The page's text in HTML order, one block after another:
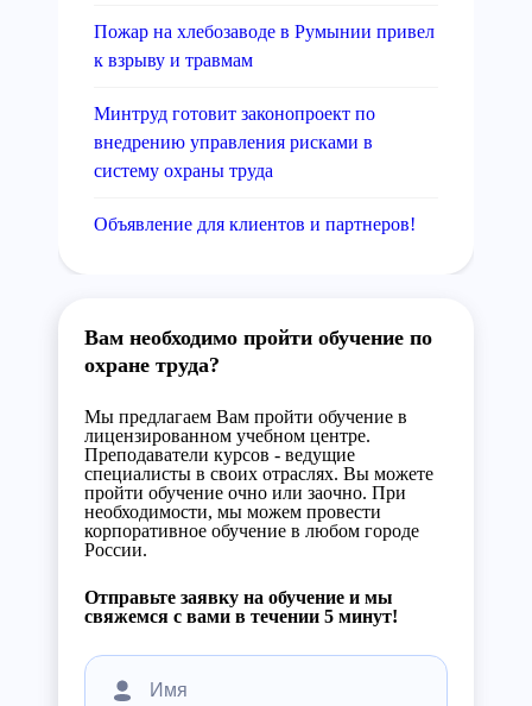
Пожар на хлебозаводе в Румынии привел
к взрыву и травмам
Минтруд готовит законопроект по
внедрению управления рисками в
систему охраны труда
Объявление для клиентов и партнеров!
Вам необходимо пройти обучение по
охране труда?
Мы предлагаем Вам пройти обучение в
лицензированном учебном центре.
Преподаватели курсов - ведущие
специалисты в своих отраслях. Вы можете
пройти обучение очно или заочно. При
необходимости, мы можем провести
корпоративное обучение в любом городе
России.
Отправьте заявку на обучение и мы
свяжемся с вами в течении 5 минут!